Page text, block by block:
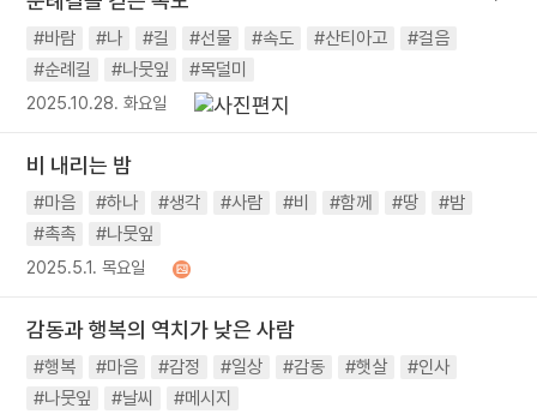
#바람 #나 #길 #선물 #속도 #산티아고
#걸음
#순례길
#나뭇잎 #목덜미
2025.10.28. 화요일
비 내리는 밤
#마음 #하나 #생각 #사람 #비 #함께 #땅
#밤
#촉촉
#나뭇잎
2025.5.1. 목요일
감동과 행복의 역치가 낮은 사람
#행복 #마음 #감정 #일상 #감동 #햇살
#인사
#나뭇잎
#날씨 #메시지